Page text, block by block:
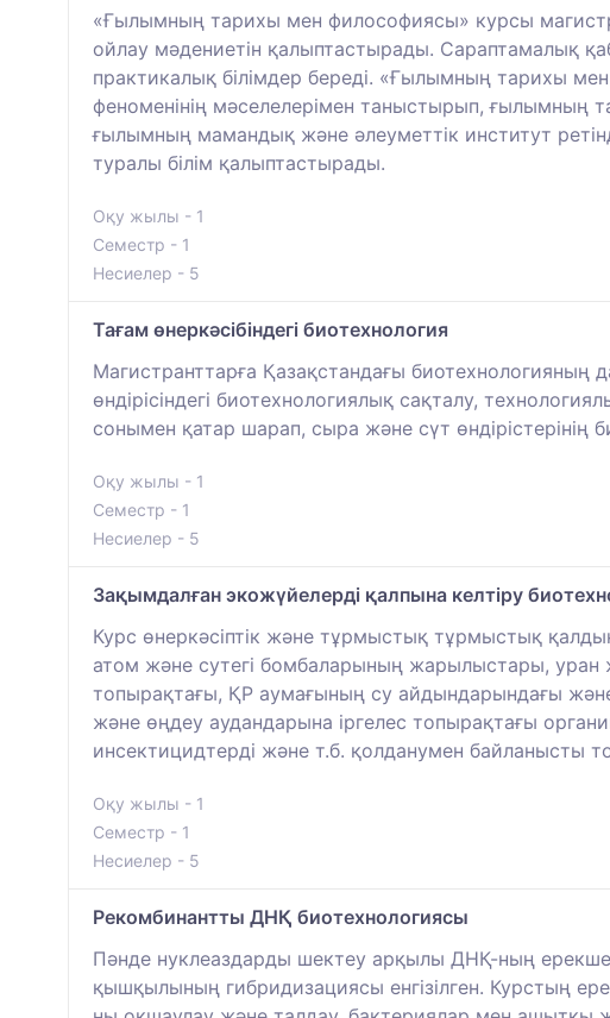
«Ғылымның тарихы мен философиясы» курсы
ойлау мәдениетін қалыптастырады. Сараптамалық
практикалық білімдер береді. «Ғылымның тарихы
феноменінің мәселелерімен таныстырып,
ғылымның мамандық және әлеуметтік институт
туралы білім қалыптастырады.
Оқу жылы - 1
Семестр - 1
Несиелер - 5
Тағам өнеркәсібіндегі биотехнология
Магистранттарға Қазақстандағы биотехнологияның
өндірісіндегі биотехнологиялық сақталу,
сонымен қатар шарап, сыра және сүт өндірістерінің
Оқу жылы - 1
Семестр - 1
Несиелер - 5
Зақымдалған экожүйелерді қалпына келтіру
Курс өнеркәсіптік және тұрмыстық тұрмыстық
атом және сутегі бомбаларының жарылыстары, уран
топырақтағы, ҚР аумағының су айдындарындағы
және өңдеу аудандарына іргелес топырақтағы
инсектицидтерді және т.б. қолданумен байланысты
Оқу жылы - 1
Семестр - 1
Несиелер - 5
Рекомбинантты ДНҚ биотехнологиясы
Пәнде нуклеаздарды шектеу арқылы ДНҚ-ның ерекше
қышқылының гибридизациясы енгізілген. Курстың